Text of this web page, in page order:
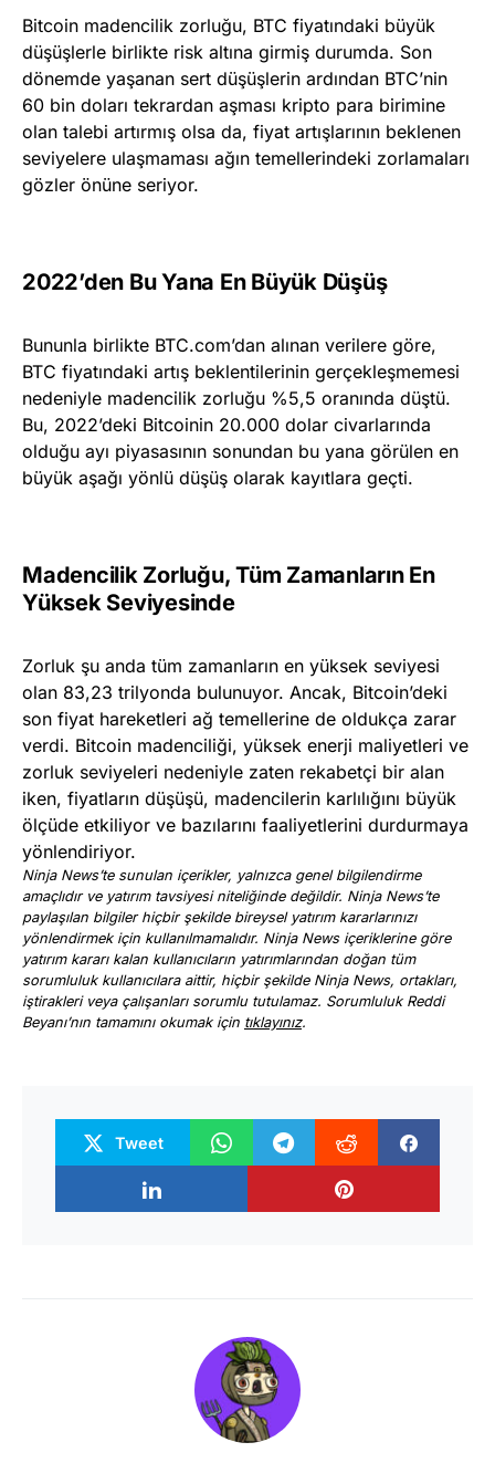
Bitcoin madencilik zorluğu, BTC fiyatındaki büyük
düşüşlerle birlikte risk altına girmiş durumda. Son
dönemde yaşanan sert düşüşlerin ardından BTC’nin
60 bin doları tekrardan aşması kripto para birimine
olan talebi artırmış olsa da, fiyat artışlarının beklenen
seviyelere ulaşmaması ağın temellerindeki zorlamaları
gözler önüne seriyor.
2022’den Bu Yana En Büyük Düşüş
Bununla birlikte BTC.com’dan alınan verilere göre,
BTC fiyatındaki artış beklentilerinin gerçekleşmemesi
nedeniyle madencilik zorluğu %5,5 oranında düştü.
Bu, 2022’deki Bitcoinin 20.000 dolar civarlarında
olduğu ayı piyasasının sonundan bu yana görülen en
büyük aşağı yönlü düşüş olarak kayıtlara geçti.
Madencilik Zorluğu, Tüm Zamanların En
Yüksek Seviyesinde
Zorluk şu anda tüm zamanların en yüksek seviyesi
olan 83,23 trilyonda bulunuyor. Ancak, Bitcoin’deki
son fiyat hareketleri ağ temellerine de oldukça zarar
verdi. Bitcoin madenciliği, yüksek enerji maliyetleri ve
zorluk seviyeleri nedeniyle zaten rekabetçi bir alan
iken, fiyatların düşüşü, madencilerin karlılığını büyük
ölçüde etkiliyor ve bazılarını faaliyetlerini durdurmaya
yönlendiriyor.
Ninja News’te sunulan içerikler, yalnızca genel bilgilendirme
amaçlıdır ve yatırım tavsiyesi niteliğinde değildir. Ninja News’te
paylaşılan bilgiler hiçbir şekilde bireysel yatırım kararlarınızı
yönlendirmek için kullanılmamalıdır. Ninja News içeriklerine göre
yatırım kararı kalan kullanıcıların yatırımlarından doğan tüm
sorumluluk kullanıcılara aittir, hiçbir şekilde Ninja News, ortakları,
iştirakleri veya çalışanları sorumlu tutulamaz. Sorumluluk Reddi
Beyanı’nın tamamını okumak için tıklayınız.
Tweet